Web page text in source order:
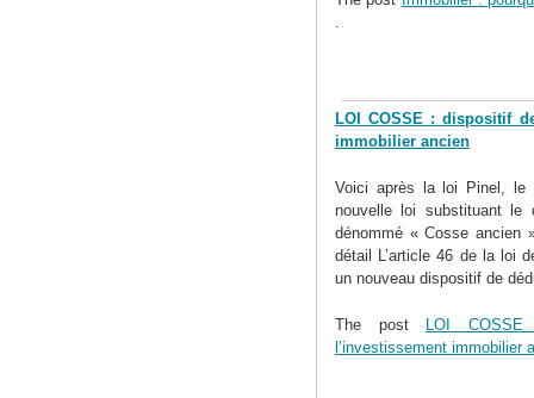
.
LOI COSSE : dispositif
immobilier ancien
Voici après la loi Pinel, le
nouvelle loi substituant le
dénommé « Cosse ancien
détail L’article 46 de la loi
un nouveau dispositif de
The post
LOI
l’investissement immobilier